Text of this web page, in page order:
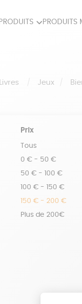
PRODUITS
Livres Jeux
Prix
Tous
0 € - 50 €
50 € - 100 €
100 € - 150 €
150 € - 200 €
Plus de 200€